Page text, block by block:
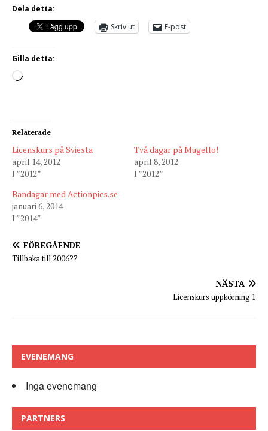
Dela detta:
Skriv ut
E-post
Gilla detta:
Relaterade
Licenskurs på Sviesta
april 14, 2012
I ”2012”
Två dagar på Mugello!
april 8, 2012
I ”2012”
Bandagar med Actionpics.se
januari 6, 2014
I ”2014”
FÖREGÅENDE
Tillbaka till 2006??
NÄSTA
Licenskurs uppkörning 1
EVENEMANG
Inga evenemang
PARTNERS